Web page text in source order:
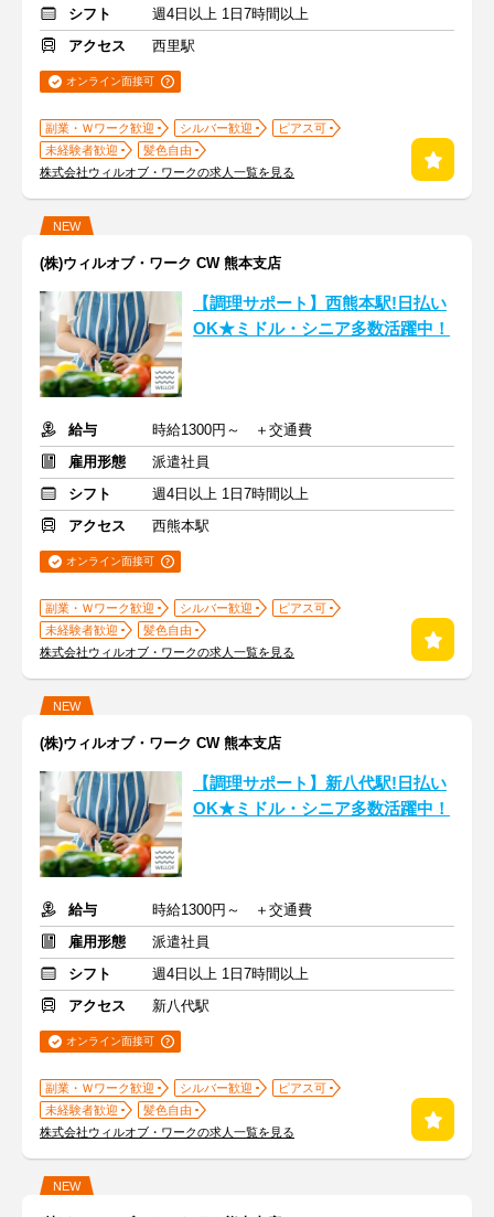
シフト
週4日以上 1日7時間以上
アクセス
西里駅
オンライン面接可
副業・Ｗワーク歓迎 シルバー歓迎
ピアス可
未経験者歓迎
髪色自由
株式会社ウィルオブ・ワークの求人一覧を見る
NEW
(株)ウィルオブ・ワーク CW 熊本支店
【調理サポート】西熊本駅!日払い
OK★ミドル・シニア多数活躍中！
給与
時給1300円～ ＋交通費
雇用形態
派遣社員
シフト
週4日以上 1日7時間以上
アクセス
西熊本駅
オンライン面接可
副業・Ｗワーク歓迎 シルバー歓迎
ピアス可
未経験者歓迎
髪色自由
株式会社ウィルオブ・ワークの求人一覧を見る
NEW
(株)ウィルオブ・ワーク CW 熊本支店
【調理サポート】新八代駅!日払い
OK★ミドル・シニア多数活躍中！
給与
時給1300円～ ＋交通費
雇用形態
派遣社員
シフト
週4日以上 1日7時間以上
アクセス
新八代駅
オンライン面接可
副業・Ｗワーク歓迎 シルバー歓迎
ピアス可
未経験者歓迎
髪色自由
株式会社ウィルオブ・ワークの求人一覧を見る
NEW